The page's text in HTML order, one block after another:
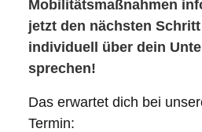
Mobilitätsmaßnahmen
jetzt den nächsten
individuell über dein
sprechen!
Das erwartet dich bei
Termin: